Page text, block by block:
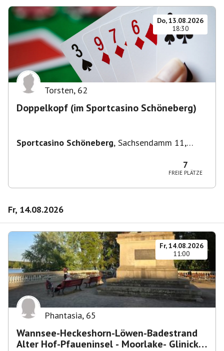
Do, 13.08.2026
18:30
Torsten, 62
Doppelkopf (im Sportcasino Schöneberg)
Sportcasino Schöneberg, Sachsendamm 11,
7
FREIE PLÄTZE
Fr, 14.08.2026
Fr, 14.08.2026
11:00
Phantasia, 65
Wannsee-Heckeshorn-Löwen-Badestrand
Alter Hof-Pfaueninsel - Moorlake- Glinicker